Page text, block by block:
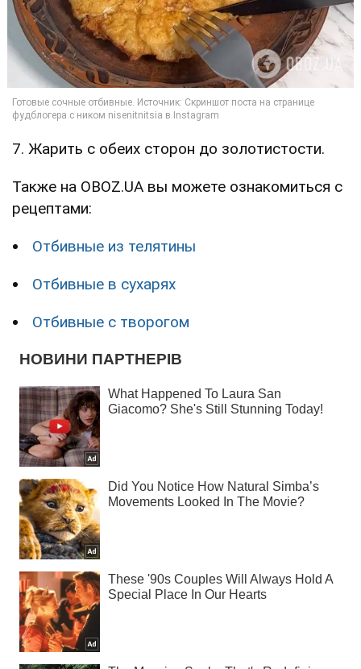
7. Жарить с обеих сторон до золотистости.
Также на OBOZ.UA вы можете ознакомиться с
рецептами:
Отбивные из телятины
Отбивные в сухарях
Отбивные с творогом